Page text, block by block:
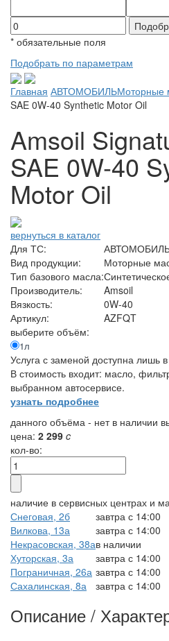
* обязательные поля
Подобрать по параметрам
Главная АВТОМОБИЛЬМоторные
SAE 0W-40 Synthetic Motor Oil
Amsoil
SAE 0W-40
Motor Oil
вернуться в каталог
Для ТС:
Вид продукции:
Моторные
Тип базового масла:
Производитель:
Amsoil
Вязкость:
0W-40
Артикул:
AZFQT
выберите объём:
1л
Услуга с заменой доступна лишь
В стоимость входит: масло,
выбранном автосервисе.
узнать подробнее
данного объёма - нет в наличии
цена: 2 299 c
кол-во:
наличие в сервисных центрах и
Снеговая, 2б
завтра с 14:00
Вилкова, 13а
завтра с 14:00
Некрасовская, 38ав наличии
Хуторская, 3а
завтра с 14:00
Пограничная, 26а завтра с 14:00
Сахалинская, 8а
завтра с 14:00
Описание /